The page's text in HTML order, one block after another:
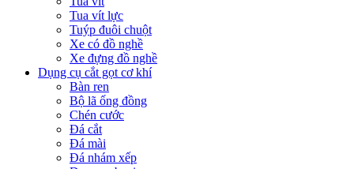
Tua vít lực
Tuýp đuôi chuột
Xe có đồ nghề
Xe đựng đồ nghề
Dụng cụ cắt gọt cơ khí
Bàn ren
Bộ lã ống đồng
Chén cước
Đá cắt
Đá mài
Đá nhám xếp